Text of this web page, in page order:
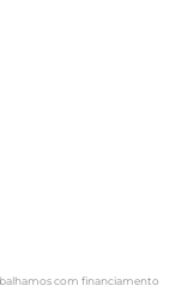
com financiamento